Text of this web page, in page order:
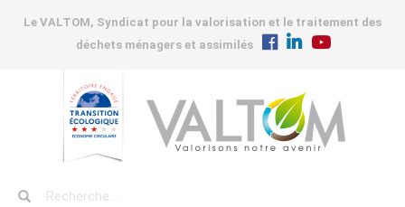
Le VALTOM, Syndicat pour la valorisation et le traitement des
déchets ménagers et assimilés